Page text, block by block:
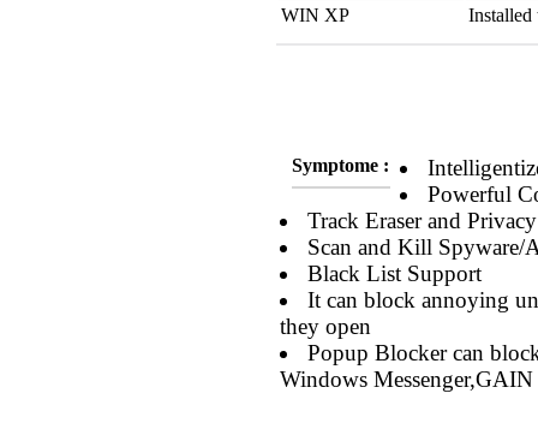
WIN XP
Symptome :
Powerful
Track Eraser and
Scan and Kill Spyware/
Black List Support
It can block annoying
they open
Popup Blocker can
Windows